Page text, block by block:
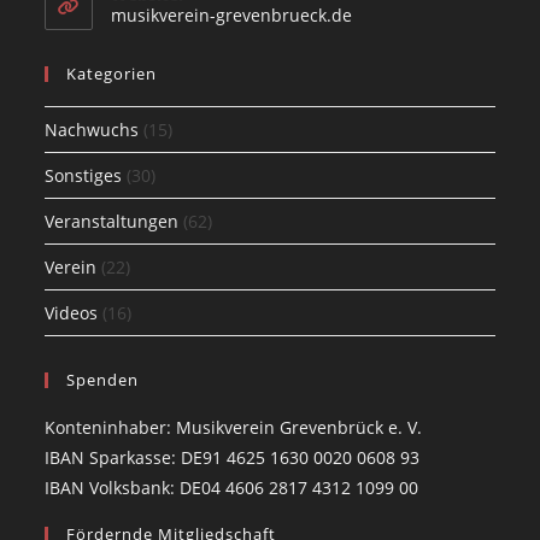
musikverein-grevenbrueck.de
tab
Kategorien
Nachwuchs (15)
Sonstiges (30)
Veranstaltungen (62)
Verein (22)
Videos (16)
Spenden
Konteninhaber: Musikverein Grevenbrück e. V.
IBAN Sparkasse: DE91 4625 1630 0020 0608 93
IBAN Volksbank: DE04 4606 2817 4312 1099 00
Fördernde Mitgliedschaft